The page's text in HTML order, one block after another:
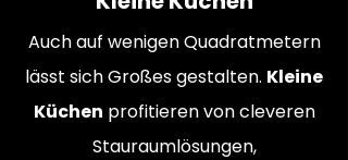
Auch auf wenigen Quadratmetern
lässt sich Großes gestalten. Kleine
Küchen profitieren von cleveren
Stauraumlösungen,